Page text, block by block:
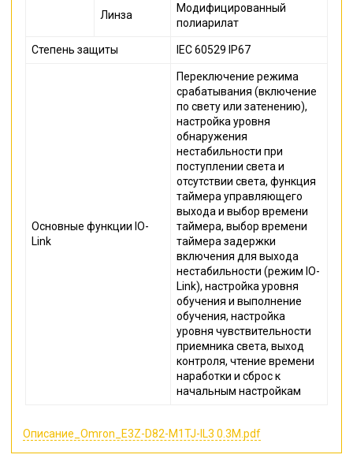
Линза
Модифицированный
полиарилат
Степень защиты IEC 60529 IP67
Основные функции IO-
Link
Переключение режима
срабатывания (включение
по свету или затенению),
настройка уровня
обнаружения
нестабильности при
поступлении света и
отсутствии света, функция
таймера управляющего
выхода и выбор времени
таймера, выбор времени
таймера задержки
включения для выхода
нестабильности (режим IO-
Link), настройка уровня
обучения и выполнение
обучения, настройка
уровня чувствительности
приемника света, выход
контроля, чтение времени
наработки и сброс к
начальным настройкам
Описание_Omron_E3Z-D82-M1TJ-IL3 0.3M.pdf